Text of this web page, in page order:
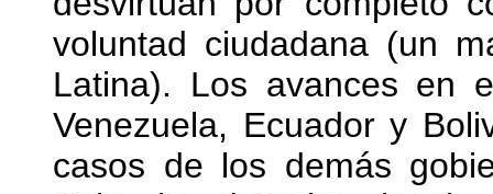
voluntad ciudadana (un
Latina). Los avances en
Venezuela, Ecuador y
casos de los demás